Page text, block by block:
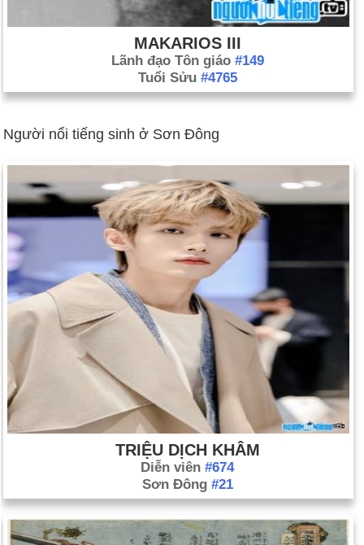
MAKARIOS III
Lãnh đạo Tôn giáo #149
Tuổi Sửu #4765
Người nổi tiếng sinh ở Sơn Đông
TRIỆU DỊCH KHÂM
Diễn viên #674
Sơn Đông #21